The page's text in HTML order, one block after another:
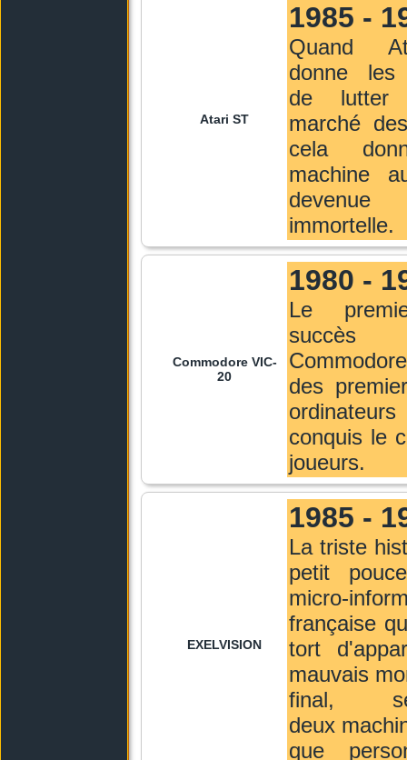
Atari ST
1985 -
Quand
donne les
de
marché
cela
machine
immortelle.
Commodore VIC-
20
1980 -
Le
des
conquis le
joueurs.
EXELVISION
1985 -
La triste
petit
micro-
française
tort
mauvais
final,
deux
que